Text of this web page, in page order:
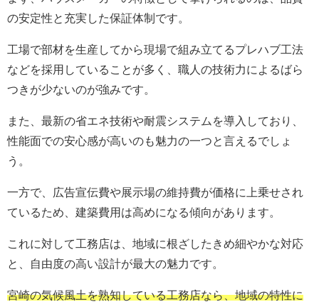
の安定性と充実した保証体制です。
工場で部材を生産してから現場で組み立てるプレハブ工法
などを採用していることが多く、職人の技術力によるばら
つきが少ないのが強みです。
また、最新の省エネ技術や耐震システムを導入しており、
性能面での安心感が高いのも魅力の一つと言えるでしょ
う。
一方で、広告宣伝費や展示場の維持費が価格に上乗せされ
ているため、建築費用は高めになる傾向があります。
これに対して工務店は、地域に根ざしたきめ細やかな対応
と、自由度の高い設計が最大の魅力です。
宮崎の気候風土を熟知している工務店なら、地域の特性に